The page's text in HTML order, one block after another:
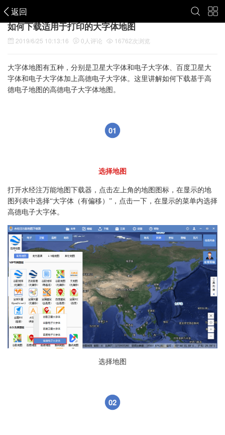
返回
如何下载适用于打印的大字体地图
2019/6/25 10:13:16 0 人评论 16762次浏览
大字体地图有五种，分别是卫星大字体和电子大字体、百度卫星大
字体和电子大字体加上高德电子大字体。这里讲解如何下载基于高
德电子地图的高德电子大字体地图。
01
选择地图
打开水经注万能地图下载器，点击左上角的地图图标，在显示的地
图列表中选择“大字体（有偏移）”，点击一下，在显示的菜单内选择
高德电子大字体。
选择地图
02